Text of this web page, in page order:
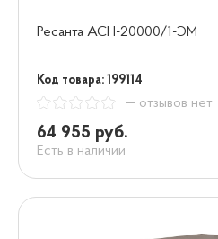
Ресанта АСН-20000/1-ЭМ
Код товара: 199114
— отзывов нет
64 955 руб.
Есть в наличии